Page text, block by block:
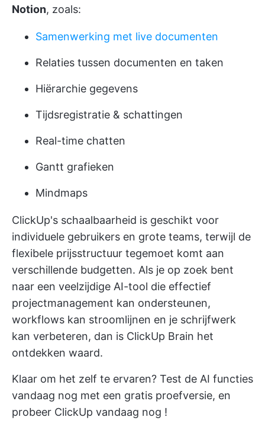
Notion, zoals:
Samenwerking met live documenten
Relaties tussen documenten en taken
Hiërarchie gegevens
Tijdsregistratie & schattingen
Real-time chatten
Gantt grafieken
Mindmaps
ClickUp's schaalbaarheid is geschikt voor
individuele gebruikers en grote teams, terwijl de
flexibele prijsstructuur tegemoet komt aan
verschillende budgetten. Als je op zoek bent
naar een veelzijdige AI-tool die effectief
projectmanagement kan ondersteunen,
workflows kan stroomlijnen en je schrijfwerk
kan verbeteren, dan is ClickUp Brain het
ontdekken waard.
Klaar om het zelf te ervaren? Test de AI functies
vandaag nog met een gratis proefversie, en
probeer ClickUp vandaag nog !